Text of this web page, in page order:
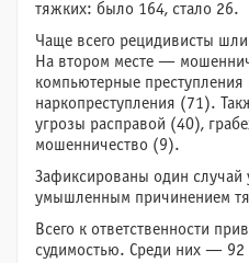
тяжких: было 164, стало 26.
Чаще всего рецидивисты
На втором месте —
компьютерные преступления
наркопреступления (71).
угрозы расправой (40),
мошенничество (9).
Зафиксированы один случай
умышленным причинением
Всего к ответственности
судимостью. Среди них —